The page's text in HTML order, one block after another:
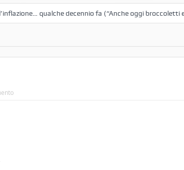
qualche decennio fa (“Anche oggi broccoletti e